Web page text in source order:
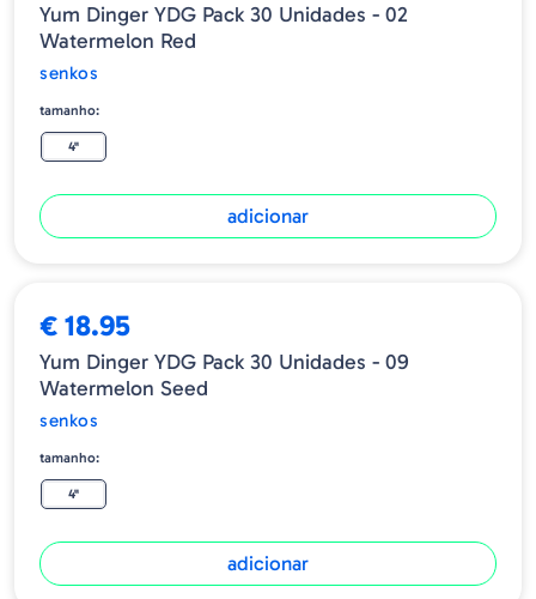
Yum Dinger YDG Pack 30 Unidades - 02
Watermelon Red
senkos
tamanho:
4"
adicionar
€ 18.95
Yum Dinger YDG Pack 30 Unidades - 09
Watermelon Seed
senkos
tamanho:
4"
adicionar